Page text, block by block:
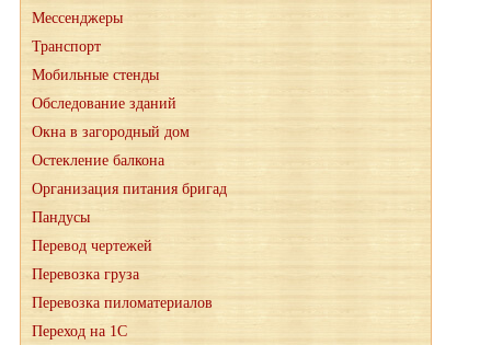
Мессенджеры
Транспорт
Мобильные стенды
Обследование зданий
Окна в загородный дом
Остекление балкона
Организация питания бригад
Пандусы
Перевод чертежей
Перевозка груза
Перевозка пиломатериалов
Переход на 1С